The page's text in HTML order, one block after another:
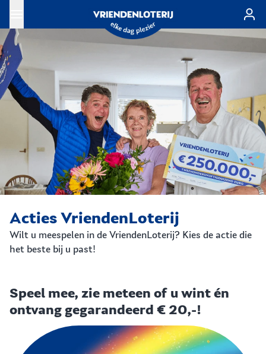
Ga naar de hoofdinhoud
Acties VriendenLoterij
Wilt u meespelen in de VriendenLoterij? Kies de actie die
het beste bij u past!
Speel mee, zie meteen of u wint én
ontvang gegarandeerd € 20,-!